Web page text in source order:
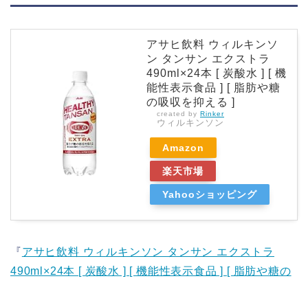
アサヒ飲料 ウィルキンソ
ン タンサン エクストラ
490ml×24本 [ 炭酸水 ] [ 機
能性表示食品 ] [ 脂肪や糖
の吸収を抑える ]
created by Rinker
ウィルキンソン
Amazon
楽天市場
Yahooショッピング
『アサヒ飲料 ウィルキンソン タンサン エクストラ
490ml×24本 [ 炭酸水 ] [ 機能性表示食品 ] [ 脂肪や糖の